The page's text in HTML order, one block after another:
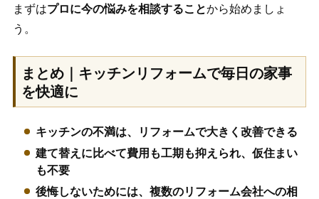
まずはプロに今の悩みを相談することから始めましょ
う。
まとめ｜キッチンリフォームで毎日の家事
を快適に
キッチンの不満は、リフォームで大きく改善できる
建て替えに比べて費用も工期も抑えられ、仮住まい
も不要
後悔しないためには、複数のリフォーム会社への相